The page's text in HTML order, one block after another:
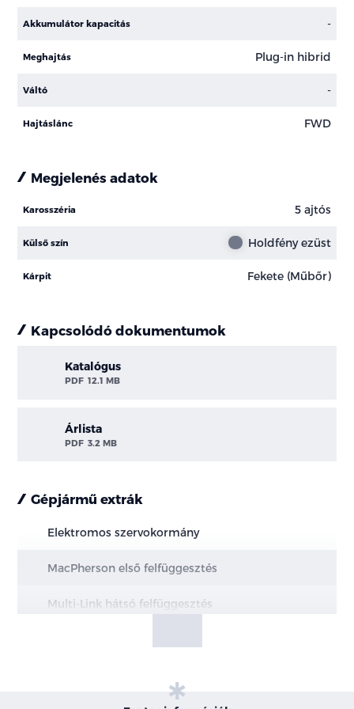
Akkumulátor kapacitás -
Meghajtás Plug-in hibrid
Váltó -
Hajtáslánc FWD
Megjelenés adatok
Karosszéria 5 ajtós
Külső szín Holdfény ezüst
Kárpit Fekete (Műbőr)
Kapcsolódó dokumentumok
Katalógus
PDF 12.1 MB
Árlista
PDF 3.2 MB
Gépjármű extrák
Elektromos szervokormány
MacPherson első felfüggesztés
Multi-Link hátsó felfüggesztés